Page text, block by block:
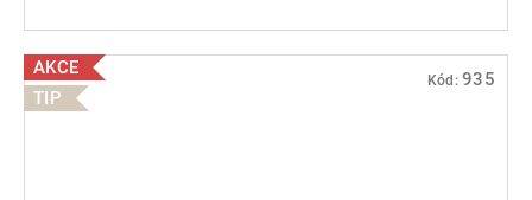
AKCE
TIP
Kód:935